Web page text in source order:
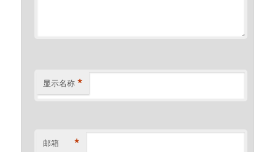
显示名称 *
邮箱 *